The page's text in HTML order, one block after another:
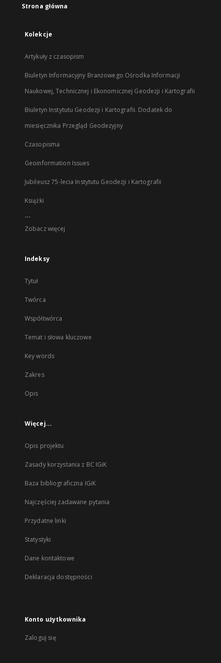
Strona główna
Kolekcje
Artykuły z czasopism
Biuletyn Informacyjny Branżowego Ośrodka Informacji
Naukowej, Technicznej i Ekonomicznej Geodezji i Kartografii
Biuletyn Instytutu Geodezji i Kartografii. Dodatek do
miesięcznika Przegląd Geodezyjny
Czasopisma
Geoinformation Issues
Jubileusz 75-lecia Instytutu Geodezji i Kartografii
Książki
...
Zobacz więcej
Indeksy
Tytuł
Twórca
Współtwórca
Temat i słowa kluczowe
Key words
Zakres
Opis
Więcej...
Opis projektu
Zasady korzystania z BC IGiK
Baza bibliograficzna IGiK
Najczęściej zadawane pytania
Przydatne linki
Statystyki
Dane kontaktowe
Deklaracja dostępności
Konto użytkownika
Zaloguj się